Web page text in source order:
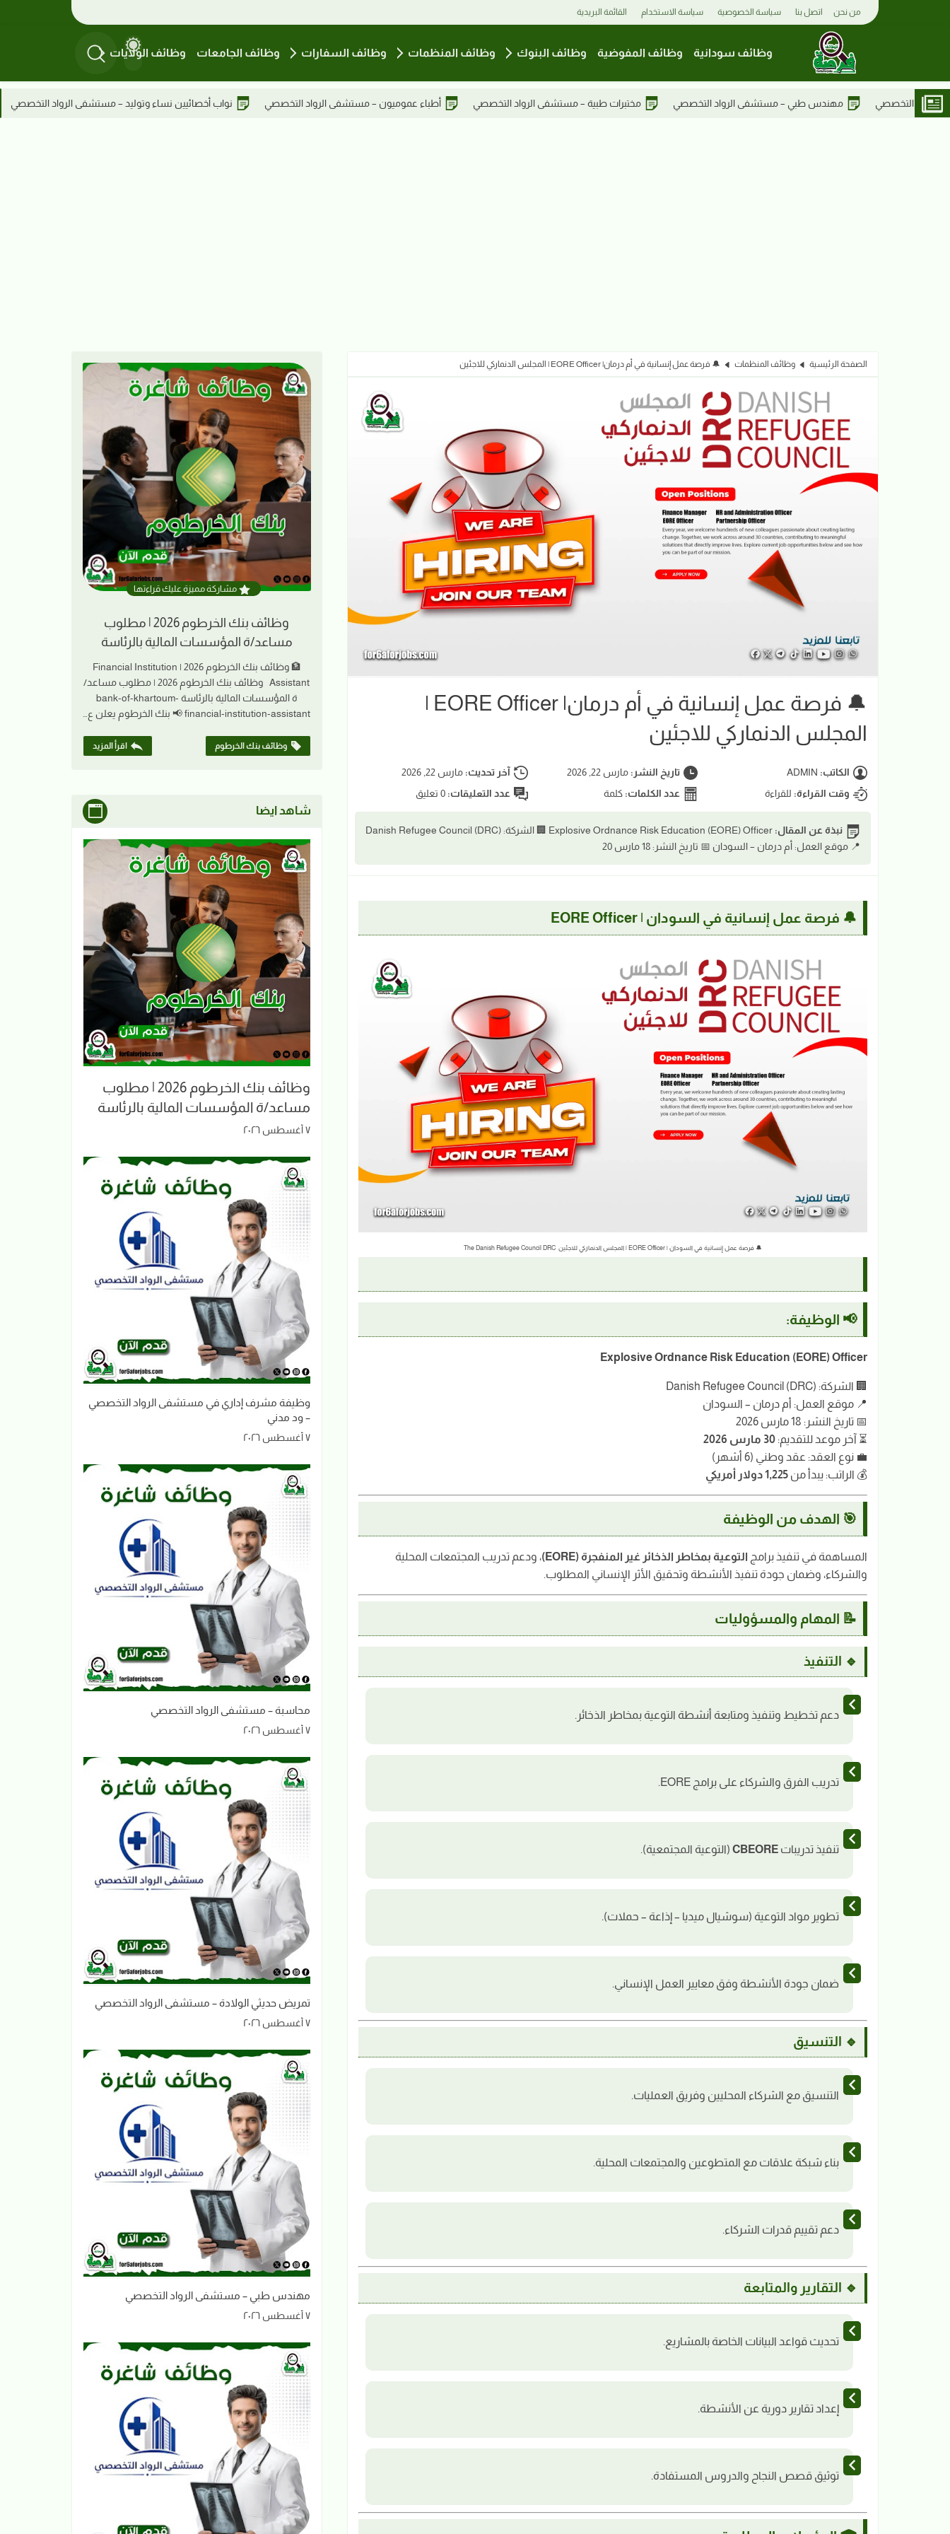
من نحن اتصل بنا سياسة الخصوصية سياسة الاستخدام القائمة البريدية
وظائف سودانية وظائف المفوضية وظائف البنوك وظائف المنظمات وظائف السفارات وظائف الجامعات وظائف الولايات
مستشفى الرواد التخصصي مختبرات طبية – مستشفى الرواد التخصصي أطباء عموميون – مستشفى الرواد التخصصي نواب أخصائيين نساء وتوليد – مستشفى الرواد التخصصي وظائف دار فال الاستشارية –
الصفحة الرئيسية وظائف المنظمات 🔔 فرصة عمل إنسانية في أم درمان| EORE Officer | المجلس الدنماركي للاجئين
🔔 فرصة عمل إنسانية في أم درمان| EORE Officer |
المجلس الدنماركي للاجئين
الكاتب: ADMIN تاريخ النشر: مارس 22, 2026 آخر تحديث:مارس 22, 2026
وقت القراءة: للقراءة عدد الكلمات: كلمة عدد التعليقات:0 تعليق
نبذة عن المقال:
Explosive Ordnance Risk Education (EORE) Officer 🏢 الشركة: Danish Refugee Council (DRC)
📍 موقع العمل: أم درمان – السودان 📅 تاريخ النشر: 18 مارس 20
🔔 فرصة عمل إنسانية في السودان | EORE Officer
🔔 فرصة عمل إنسانية في السودان | EORE Officer | المجلس الدنماركي للاجئين The Danish Refugee Council DRC
📢 الوظيفة:
Explosive Ordnance Risk Education (EORE) Officer
🏢 الشركة: Danish Refugee Council (DRC)
📍 موقع العمل: أم درمان – السودان
📅 تاريخ النشر: 18 مارس 2026
⏳ آخر موعد للتقديم: 30 مارس 2026
💼 نوع العقد: عقد وطني (6 أشهر)
💰 الراتب: يبدأ من 1,225 دولار أمريكي
🎯 الهدف من الوظيفة
المساهمة في تنفيذ برامج التوعية بمخاطر الذخائر غير المنفجرة (EORE)
، ودعم تدريب المجتمعات المحلية
والشركاء، وضمان جودة تنفيذ الأنشطة وتحقيق الأثر الإنساني المطلوب.
📝 المهام والمسؤوليات
🔹 التنفيذ
دعم تخطيط وتنفيذ ومتابعة أنشطة التوعية بمخاطر الذخائر.
تدريب الفرق والشركاء على برامج EORE.
تنفيذ تدريبات CBEORE(التوعية المجتمعية).
تطوير مواد التوعية (سوشيال ميديا – إذاعة – حملات).
ضمان جودة الأنشطة وفق معايير العمل الإنساني.
🔹 التنسيق
التنسيق مع الشركاء المحليين وفريق العمليات.
بناء شبكة علاقات مع المتطوعين والمجتمعات المحلية.
دعم تقييم قدرات الشركاء.
🔹 التقارير والمتابعة
تحديث قواعد البيانات الخاصة بالمشاريع.
إعداد تقارير دورية عن الأنشطة.
توثيق قصص النجاح والدروس المستفادة.
مشاركة مميزة عليك قراءتها
وظائف بنك الخرطوم 2026 | مطلوب
مساعد/ة المؤسسات المالية بالرئاسة
🏦 وظائف بنك الخرطوم 2026 | Financial Institution
Assistant وظائف بنك الخرطوم 2026 | مطلوب مساعد/
ة المؤسسات المالية بالرئاسة bank-of-khartoum-
financial-institution-assistant 📢 بنك الخرطوم يعلن ع…
وظائف بنك الخرطوم اقرأ المزيد
شاهد ايضا
وظائف بنك الخرطوم 2026 | مطلوب
مساعد/ة المؤسسات المالية بالرئاسة
٧ أغسطس ٢٠٢٦
وظيفة مشرف إداري في مستشفى الرواد التخصصي
– ود مدني
٧ أغسطس ٢٠٢٦
محاسبة – مستشفى الرواد التخصصي
٧ أغسطس ٢٠٢٦
تمريض حديثي الولادة – مستشفى الرواد التخصصي
٧ أغسطس ٢٠٢٦
مهندس طبي – مستشفى الرواد التخصصي
٧ أغسطس ٢٠٢٦